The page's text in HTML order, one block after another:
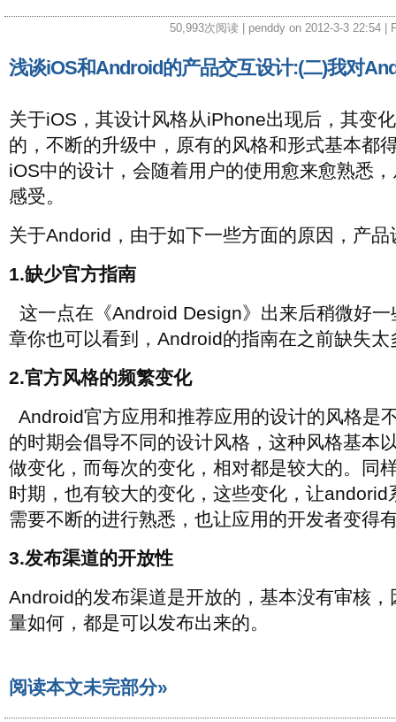
50,993次阅读 | penddy on 2012-3-3 22:54 |
浅谈iOS和Android的产品交互设计:(二)我对
关于iOS，其设计风格从iPhone出现后，其变
的，不断的升级中，原有的风格和形式基本都
iOS中的设计，会随着用户的使用愈来愈熟悉
感受。
关于Andorid，由于如下一些方面的原因，产品
1.缺少官方指南
这一点在《Android Design》出来后稍微好
章你也可以看到，Android的指南在之前缺失太
2.官方风格的频繁变化
Android官方应用和推荐应用的设计的风格是
的时期会倡导不同的设计风格，这种风格基本
做变化，而每次的变化，相对都是较大的。同
时期，也有较大的变化，这些变化，让andorid
需要不断的进行熟悉，也让应用的开发者变得
3.发布渠道的开放性
Android的发布渠道是开放的，基本没有审核，
量如何，都是可以发布出来的。
阅读本文未完部分»